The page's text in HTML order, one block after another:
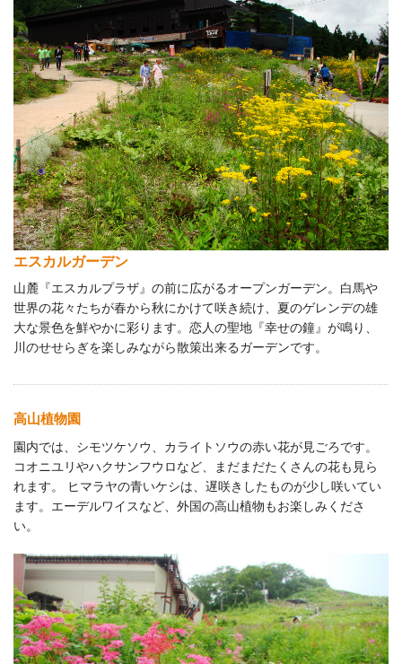
エスカルガーデン
山麓『エスカルプラザ』の前に広がるオープンガーデン。白馬や
世界の花々たちが春から秋にかけて咲き続け、夏のゲレンデの雄
大な景色を鮮やかに彩ります。恋人の聖地『幸せの鐘』が鳴り、
川のせせらぎを楽しみながら散策出来るガーデンです。
高山植物園
園内では、シモツケソウ、カライトソウの赤い花が見ごろです。
コオニユリやハクサンフウロなど、まだまだたくさんの花も見ら
れます。 ヒマラヤの青いケシは、遅咲きしたものが少し咲いてい
ます。エーデルワイスなど、外国の高山植物もお楽しみくださ
い。